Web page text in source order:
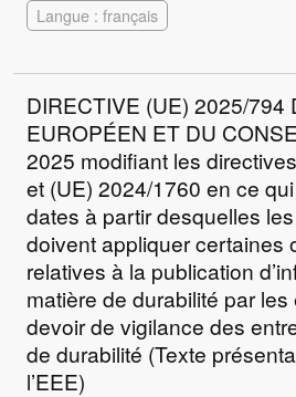
Langue : français
DIRECTIVE (UE) 2025/794
EUROPÉEN ET DU
2025 modifiant les
et (UE) 2024/1760 en ce
dates à partir desquelles
doivent appliquer certaines
relatives à la publication
matière de durabilité par
devoir de vigilance des
de durabilité (Texte
l’EEE)